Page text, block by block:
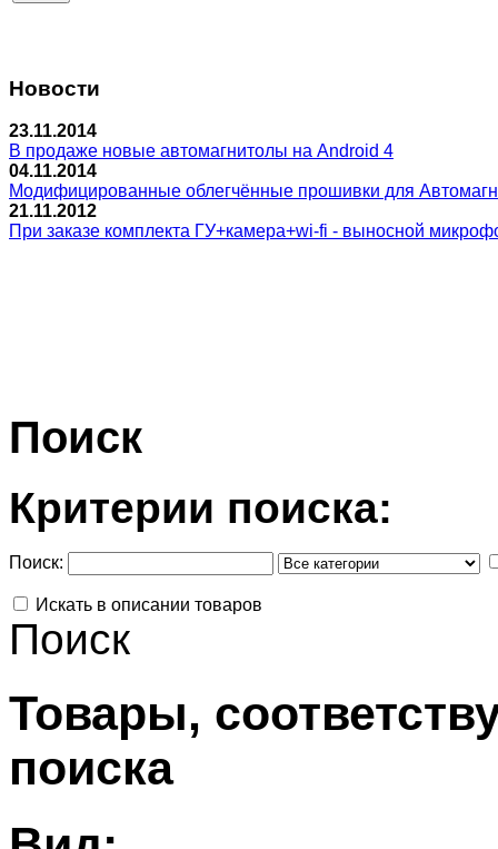
Новости
23.11.2014
В продаже новые автомагнитолы на Android 4
04.11.2014
Модифицированные облегчённые прошивки для
21.11.2012
При заказе комплекта ГУ+камера+wi-fi - выносной
Поиск
Критерии поиска:
Поиск:
Искать в описании товаров
Поиск
Товары,
поиска